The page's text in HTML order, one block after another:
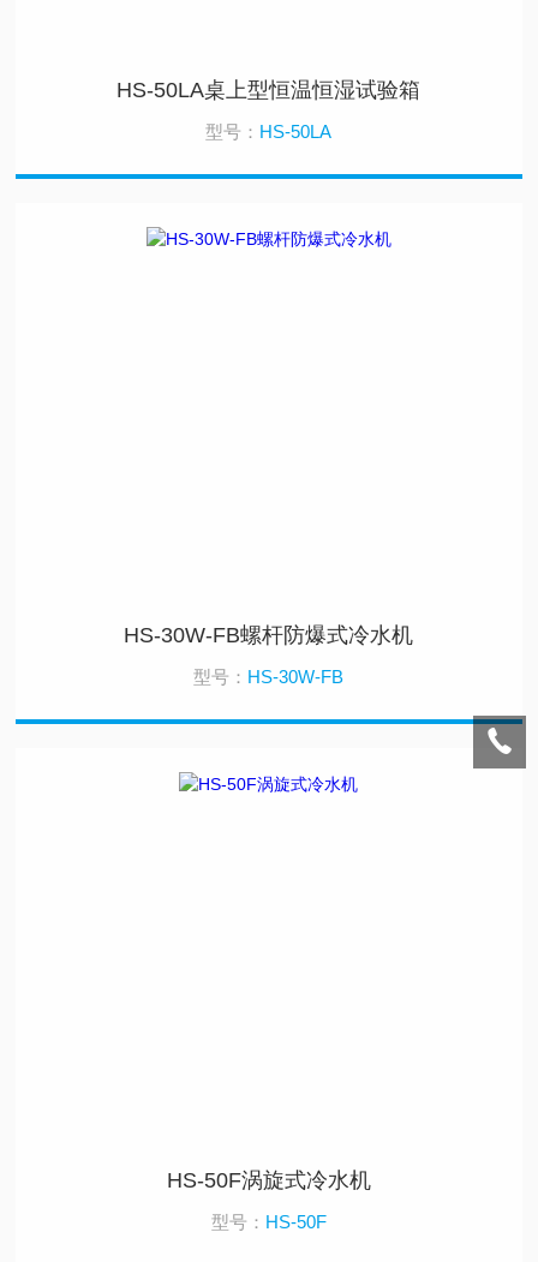
HS-50LA桌上型恒温恒湿试验箱
型号： HS-50LA
HS-30W-FB螺杆防爆式冷水机
型号： HS-30W-FB
HS-50F涡旋式冷水机
型号： HS-50F